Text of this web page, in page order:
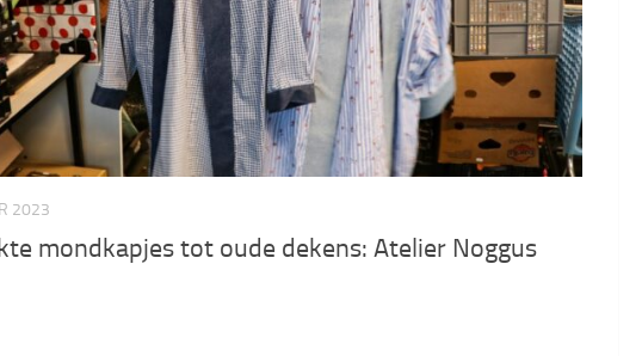
2023
mondkapjes tot oude dekens: Atelier Noggus